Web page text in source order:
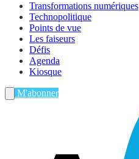
Transformations numériques
Technopolitique
Points de vue
Les faiseurs
Défis
Agenda
Kiosque
M'abonner